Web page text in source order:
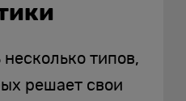
типов,
решает свои